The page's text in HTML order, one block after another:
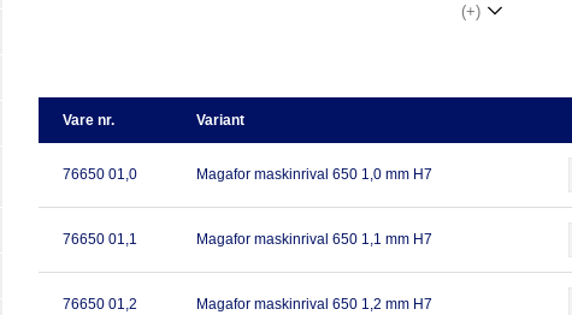
(+)
Vare nr. Variant
76650 01,0 Magafor maskinrival 650 1,0 mm H7
76650 01,1 Magafor maskinrival 650 1,1 mm H7
76650 01,2 Magafor maskinrival 650 1,2 mm H7